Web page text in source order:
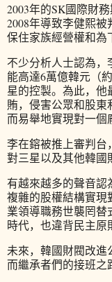
2003年的SK國際財
2008年導致李健熙
保住家族經營權和為
不少分析人士認為
能高達6萬億韓元（
星的控製。為此，
賄，侵害公眾和股
而易舉地實現對一個
李在鎔被推上審判台
對三星以及其他韓國
有越來越多的聲音認
複雜的股權結構實現
業領導職務世襲罔
時代，也違背民主原
未來，韓國財閥改進
而繼承者們的接班之